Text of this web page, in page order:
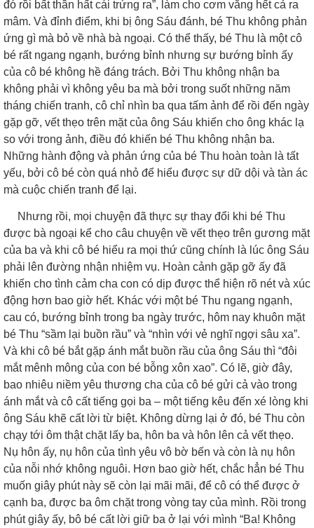
đó rồi bất thần hất cái trứng ra”, làm cho cơm văng hết cả ra
mâm. Và đỉnh điểm, khi bị ông Sáu đánh, bé Thu không phản
ứng gì mà bỏ về nhà bà ngoại. Có thể thấy, bé Thu là một cô
bé rất ngang ngạnh, bướng bỉnh nhưng sự bướng bỉnh ấy
của cô bé không hề đáng trách. Bởi Thu không nhận ba
không phải vì không yêu ba mà bởi trong suốt những năm
tháng chiến tranh, cô chỉ nhìn ba qua tấm ảnh để rồi đến ngày
gặp gỡ, vết thẹo trên mặt của ông Sáu khiến cho ông khác lạ
so với trong ảnh, điều đó khiến bé Thu không nhận ba.
Những hành động và phản ứng của bé Thu hoàn toàn là tất
yếu, bởi cô bé còn quá nhỏ để hiểu được sự dữ dội và tàn ác
mà cuộc chiến tranh để lại.
Nhưng rồi, mọi chuyện đã thực sự thay đổi khi bé Thu
được bà ngoại kể cho câu chuyện về vết thẹo trên gương mặt
của ba và khi cô bé hiểu ra mọi thứ cũng chính là lúc ông Sáu
phải lên đường nhận nhiệm vụ. Hoàn cảnh gặp gỡ ấy đã
khiến cho tình cảm cha con có dịp được thể hiện rõ nét và xúc
động hơn bao giờ hết. Khác với một bé Thu ngang ngạnh,
cau có, bướng bỉnh trong ba ngày trước, hôm nay khuôn mặt
bé Thu “sầm lại buồn rầu” và “nhìn với vẻ nghĩ ngợi sâu xa”.
Và khi cô bé bắt gặp ánh mắt buồn rầu của ông Sáu thì “đôi
mắt mênh mông của con bé bỗng xôn xao”. Có lẽ, giờ đây,
bao nhiêu niềm yêu thương cha của cô bé gửi cả vào trong
ánh mắt và cô cất tiếng gọi ba – một tiếng kêu đến xé lòng khi
ông Sáu khẽ cất lời từ biệt. Không dừng lại ở đó, bé Thu còn
chạy tới ôm thật chặt lấy ba, hôn ba và hôn lên cả vết thẹo.
Nụ hôn ấy, nụ hôn của tình yêu vô bờ bến và còn là nụ hôn
của nỗi nhớ không nguôi. Hơn bao giờ hết, chắc hẳn bé Thu
muốn giây phút này sẽ còn lại mãi mãi, để cô có thể được ở
cạnh ba, được ba ôm chặt trong vòng tay của mình. Rồi trong
phút giây ấy, bô bé cất lời giữ ba ở lại với mình “Ba! Không